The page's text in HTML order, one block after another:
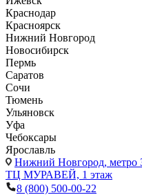
Краснодар
Красноярск
Нижний Новгород
Новосибирск
Пермь
Саратов
Сочи
Тюмень
Ульяновск
Уфа
Чебоксары
Ярославль
Нижний Новгород, метро
ТЦ МУРАВЕЙ, 1 этаж
8 (800) 500-00-22